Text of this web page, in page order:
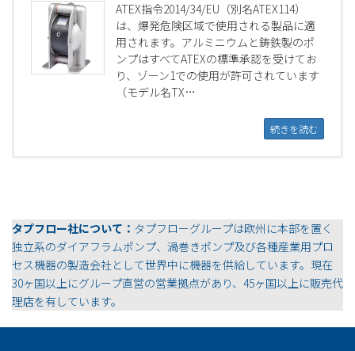
ATEX指令2014/34/EU（別名ATEX114）
は、爆発危険区域で使用される製品に適
用されます。アルミニウムと鋳鉄製のポ
ンプはすべてATEXの標準承認を受けてお
り、ゾーン1での使用が許可されています
（モデル名TX…
続きを読む
タプフロー社について： タプフローグループは欧州に本部を置く
独立系のダイアフラムポンプ、渦巻きポンプ及び各種産業用プロ
セス機器の製造会社として世界中に機器を供給しています。現在
30ヶ国以上にグループ直営の営業拠点があり、45ヶ国以上に販売代
理店を有しています。